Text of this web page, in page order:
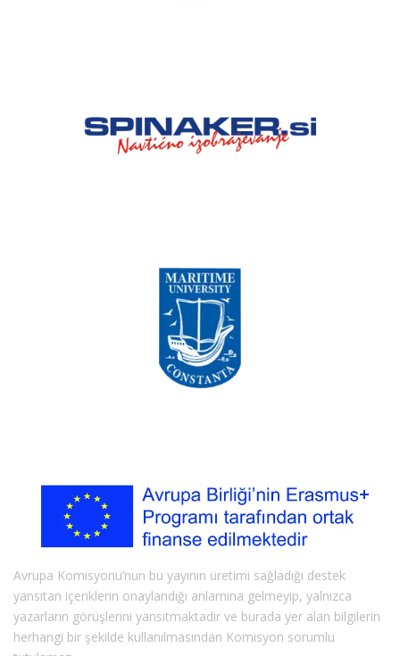
Avrupa Komisyonu’nun bu yayının üretimi sağladığı destek
yansıtan içeriklerin onaylandığı anlamına gelmeyip, yalnızca
yazarların görüşlerini yansıtmaktadır ve burada yer alan bilgilerin
herhangi bir şekilde kullanılmasından Komisyon sorumlu